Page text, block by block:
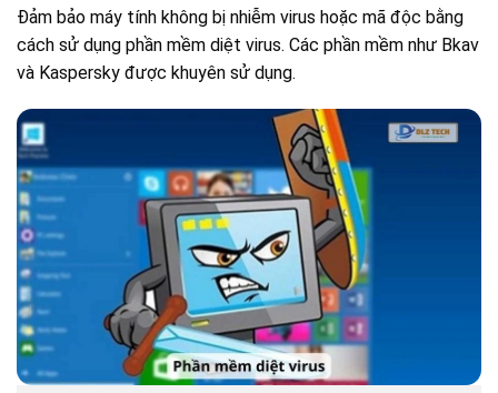
Đảm bảo máy tính không bị nhiễm virus hoặc mã độc bằng
cách sử dụng phần mềm diệt virus. Các phần mềm như Bkav
và Kaspersky được khuyên sử dụng.